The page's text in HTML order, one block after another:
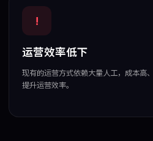
!
运营效率低下
现有的运营方式依赖大量人工，成本高
提升运营效率。